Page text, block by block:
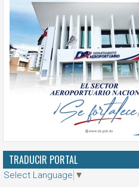
TRADUCIR PORTAL
Select Language ▼